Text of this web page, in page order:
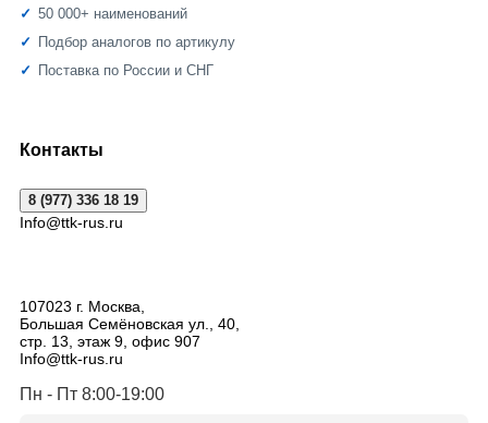
50 000+ наименований
Подбор аналогов по артикулу
Поставка по России и СНГ
Контакты
8 (977) 336 18 19
Info@ttk-rus.ru
107023 г. Москва,
Большая Семёновская ул., 40,
стр. 13, этаж 9, офис 907
Info@ttk-rus.ru
Пн - Пт 8:00-19:00